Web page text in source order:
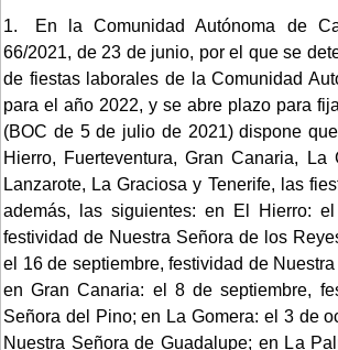
1. En la Comunidad Autónoma de
66/2021, de 23 de junio, por el que se
de fiestas laborales de la Comunidad
para el año 2022, y se abre plazo para
(BOC de 5 de julio de 2021) dispone
Hierro, Fuerteventura, Gran Canaria, La
Lanzarote, La Graciosa y Tenerife, las
además, las siguientes: en El Hierro:
festividad de Nuestra Señora de los
el 16 de septiembre, festividad de
en Gran Canaria: el 8 de septiembre,
Señora del Pino; en La Gomera: el 3 de
Nuestra Señora de Guadalupe; en La